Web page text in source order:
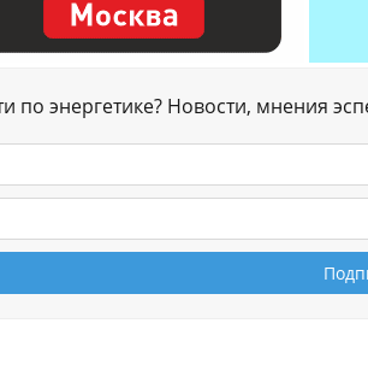
по энергетике? Новости, мнения